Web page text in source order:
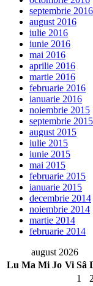
septembrie 2016
august 2016
iulie 2016
iunie 2016
mai 2016
aprilie 2016
martie 2016
februarie 2016
ianuarie 2016
noiembrie 2015
septembrie 2015
august 2015
iulie 2015
iunie 2015
mai 2015
februarie 2015
ianuarie 2015
decembrie 2014
noiembrie 2014
martie 2014
februarie 2014
august 2026
Lu Ma Mi Jo Vi Sâ
1
2